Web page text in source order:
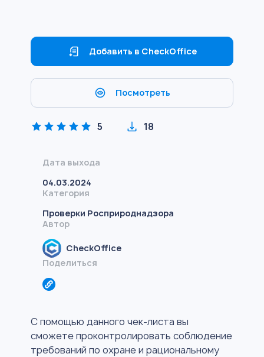
Добавить в CheckOffice
Посмотреть
5 18
Дата выхода
04.03.2024
Категория
Проверки Росприроднадзора
Автор
CheckOffice
Поделиться
С помощью данного чек-листа вы
сможете проконтролировать соблюдение
требований по охране и рациональному